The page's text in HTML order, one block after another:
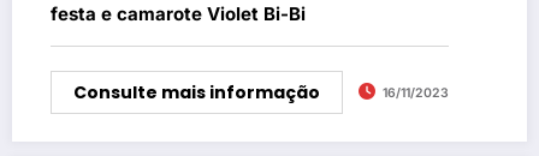
festa e camarote Violet Bi-Bi
Consulte mais informação 16/11/2023